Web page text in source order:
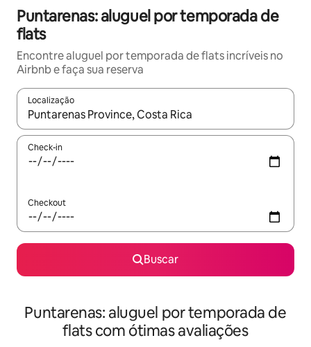
Puntarenas: aluguel por temporada de
flats
Encontre aluguel por temporada de flats incríveis no
Airbnb e faça sua reserva
Localização
Quando os resultados estiverem disponíveis, explore-os
Check-in
Checkout
Buscar
Puntarenas: aluguel por temporada de
flats com ótimas avaliações